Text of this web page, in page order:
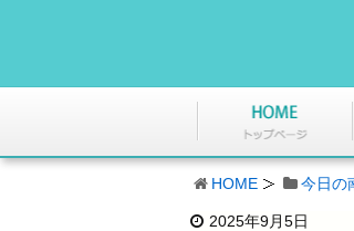
HOME 今日の
2025年9月5日